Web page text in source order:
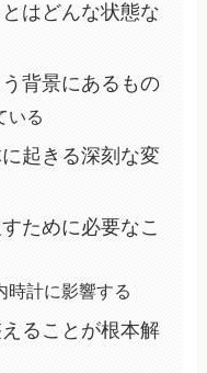
はどんな状態な
背景にあるもの
いる
起きる深刻な変
ために必要なこ
時計に影響する
ることが根本解